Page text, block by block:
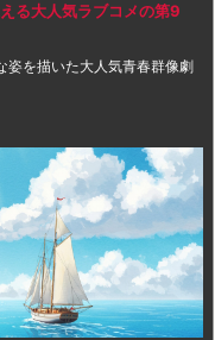
る大人気ラブコメの第9
姿を描いた大人気青春群像劇